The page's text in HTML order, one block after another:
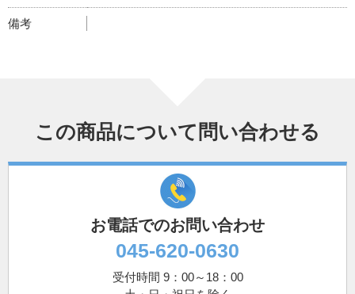
備考
この商品について問い合わせる
お電話でのお問い合わせ
045-620-0630
受付時間 9：00～18：00